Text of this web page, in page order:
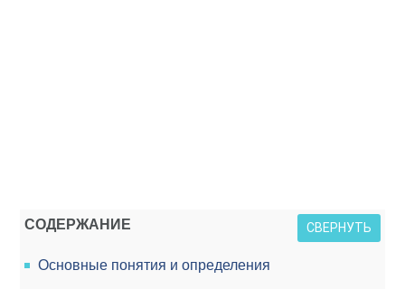
СОДЕРЖАНИЕ СВЕРНУТЬ
Основные понятия и определения